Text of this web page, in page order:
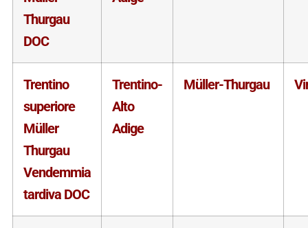
Thurgau
DOC
Trentino
superiore
Müller
Thurgau
Vendemmia
tardiva DOC
Trentino-
Alto
Adige
Müller-Thurgau